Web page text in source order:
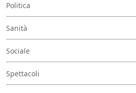
Politica
Sanità
Sociale
Spettacoli